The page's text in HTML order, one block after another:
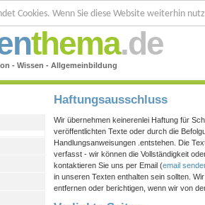
Cookies. Wenn Sie diese Website weiterhin
thema.de
- Wissen - Allgemeinbildung
Haftungsausschluss
Wir übernehmen keinerenlei Haftung für
veröffentlichten Texte oder durch die
Handlungsanweisungen .entstehen. Die
verfasst - wir können die Vollständigkeit
kontaktieren Sie uns per Email (email
in unseren Texten enthalten sein sollten.
entfernen oder berichtigen, wenn wir von